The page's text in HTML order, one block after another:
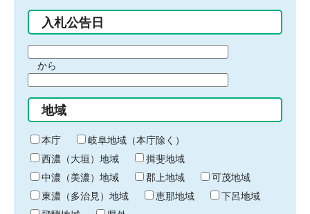
入札公告日
間
始
り
から
間
終
わ
り
地域
本庁
岐阜地域（本庁除く）
西濃（大垣）地域
揖斐地域
中濃（美濃）地域
郡上地域
可茂地域
東濃（多治見）地域
恵那地域
下呂地域